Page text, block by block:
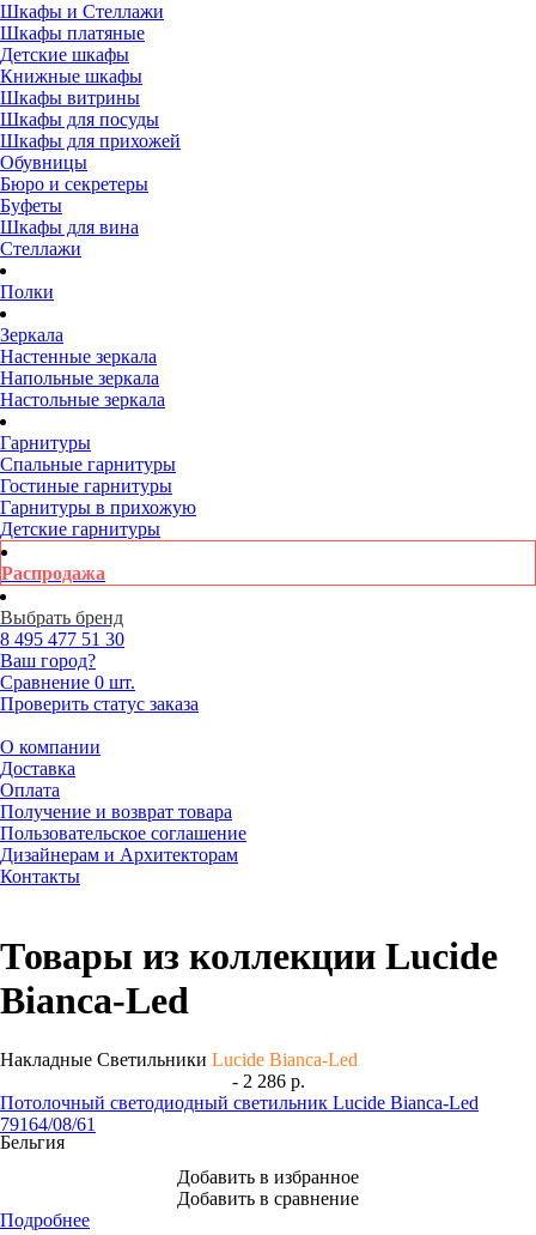
Шкафы и Стеллажи
Шкафы платяные
Детские шкафы
Книжные шкафы
Шкафы витрины
Шкафы для посуды
Шкафы для прихожей
Обувницы
Бюро и секретеры
Буфеты
Шкафы для вина
Стеллажи
Полки
Зеркала
Настенные зеркала
Напольные зеркала
Настольные зеркала
Гарнитуры
Спальные гарнитуры
Гостиные гарнитуры
Гарнитуры в прихожую
Детские гарнитуры
Распродажа
Выбрать бренд
8 495 477 51 30
Ваш город?
Сравнение 0 шт.
Проверить статус заказа
О компании
Доставка
Оплата
Получение и возврат товара
Пользовательское соглашение
Дизайнерам и Архитекторам
Контакты
Товары из коллекции Lucide
Bianca-Led
Накладные Светильники Lucide Bianca-Led
- 2 286 р.
Потолочный светодиодный светильник Lucide Bianca-Led
79164/08/61
Бельгия
Добавить в избранное
Добавить в сравнение
Подробнее